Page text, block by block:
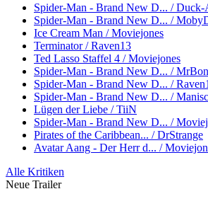
Spider-Man - Brand New D... /
Spider-Man - Brand New D... /
Ice Cream Man / Moviejones
Terminator / Raven13
Ted Lasso Staffel 4 / Moviejones
Spider-Man - Brand New D... /
Spider-Man - Brand New D... /
Spider-Man - Brand New D... /
Lügen der Liebe / TiiN
Spider-Man - Brand New D... /
Pirates of the Caribbean... / DrStrange
Avatar Aang - Der Herr d... /
Alle Kritiken
Neue Trailer